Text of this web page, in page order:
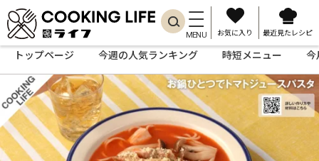
お気に入り 最近見たレシピ
MENU
トップページ 今週の人気ランキング 時短メニュー 今